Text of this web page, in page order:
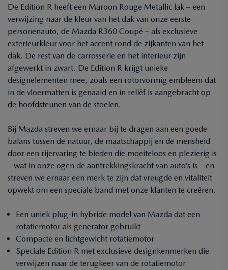
De Edition R heeft een Maroon Rouge Metallic lak – een
verwijzing naar de kleur van het dak van onze eerste
personenauto, de Mazda R360 Coupé – als exclusieve
exterieurkleur voor het accent rond de zijkanten van het
dak. De rest van de carrosserie en het interieur zijn
afgewerkt in zwart. De Edition R krijgt unieke
designelementen mee, zoals een rotorvormig embleem dat
in de vloermatten is genaaid en in reliëf is aangebracht op
de hoofdsteunen van de stoelen.
Bij Mazda streven we ernaar bij te dragen aan een goede
balans tussen de natuur, de maatschappij en de mensheid
door een rijervaring te bieden die moeiteloos en plezierig is
– wat in onze ogen de aantrekkingskracht van auto’s is – en
streven we ernaar een merk te zijn dat vreugde en vitaliteit
opwekt om een speciale band met onze klanten te creëren.
Een uniek plug-in hybride model van Mazda dat een
rotatiemotor als generator gebruikt
Compacte en lichtgewicht rotatiemotor
Speciale Edition R met exclusieve designkenmerken die
verwijzen naar de terugkeer van de rotatiemotor